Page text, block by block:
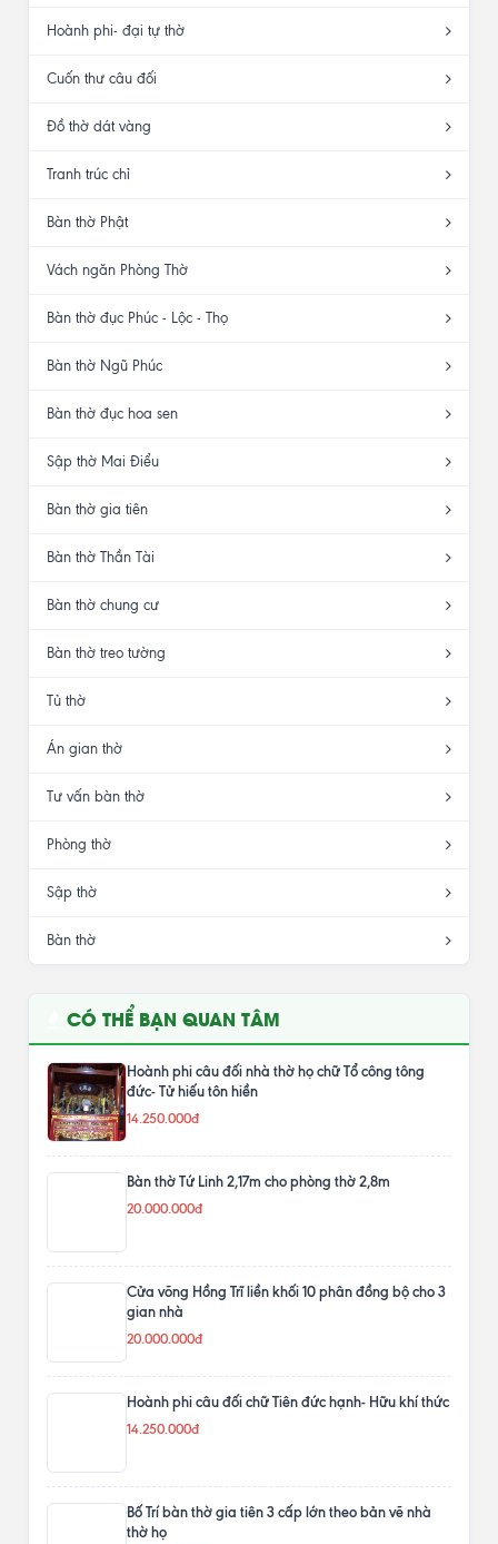
Hoành phi- đại tự thờ
Cuốn thư câu đối
Đồ thờ dát vàng
Tranh trúc chỉ
Bàn thờ Phật
Vách ngăn Phòng Thờ
Bàn thờ đục Phúc - Lộc - Thọ
Bàn thờ Ngũ Phúc
Bàn thờ đục hoa sen
Sập thờ Mai Điểu
Bàn thờ gia tiên
Bàn thờ Thần Tài
Bàn thờ chung cư
Bàn thờ treo tường
Tủ thờ
Án gian thờ
Tư vấn bàn thờ
Phòng thờ
Sập thờ
Bàn thờ
CÓ THỂ BẠN QUAN TÂM
Hoành phi câu đối nhà thờ họ chữ Tổ công tông
đức- Tử hiếu tôn hiền
14.250.000đ
Bàn thờ Tứ Linh 2,17m cho phòng thờ 2,8m
20.000.000đ
Cửa võng Hồng Trĩ liền khối 10 phân đồng bộ cho 3
gian nhà
20.000.000đ
Hoành phi câu đối chữ Tiên đức hạnh- Hữu khí thức
14.250.000đ
Bố Trí bàn thờ gia tiên 3 cấp lớn theo bản vẽ nhà
thờ họ